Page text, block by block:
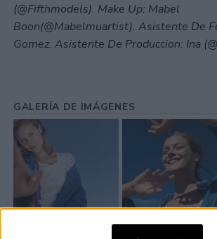
(@Fifthmodels). Make Up: Mabel
Boon(@Mabelmuartist). Asistente De
Gomez. Asistente De Produccion: Ina
GALERÍA DE IMÁGENES